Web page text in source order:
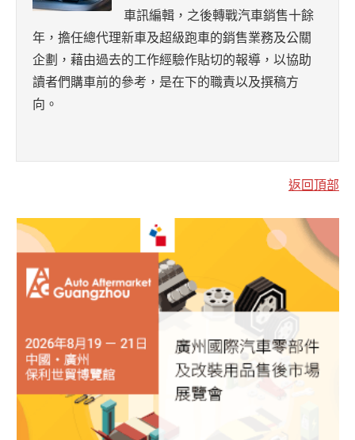
車訊編輯，之後轉戰汽車銷售十餘
年，擔任總代理新車及超級跑車的銷售業務及公關
企劃，藉由過去的工作經驗作貼切的報導，以協助
讀者們購車前的參考，是在下的職責以及撰稿方
向。
返回頂部